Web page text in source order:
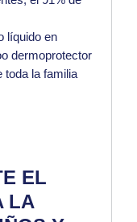
líquido en
dermoprotector
toda la familia
EL
LA